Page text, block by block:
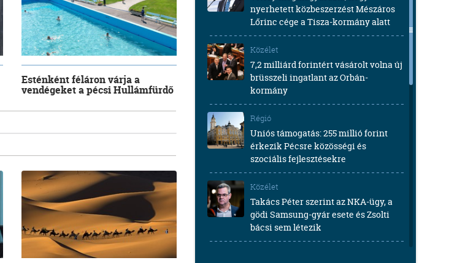
Esténként féláron várja a
vendégeket a pécsi Hullámfürdő
nyerhetett közbeszerzést Mészáros
Lőrinc cége a Tisza-kormány alatt
Közélet
7,2 milliárd forintért vásárolt volna új
brüsszeli ingatlant az Orbán-
kormány
Régió
Uniós támogatás: 255 millió forint
érkezik Pécsre közösségi és
szociális fejlesztésekre
Közélet
Takács Péter szerint az NKA-ügy, a
gödi Samsung-gyár esete és Zsolti
bácsi sem létezik